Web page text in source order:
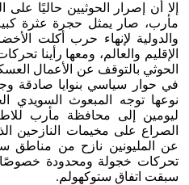
إلا أن إصرار الحوثيين حاليًا
مأرب، صار يمثل حجرة عثرة
والدولية لإنهاء حرب أكلت
الإقليم والعالم، ومعها رأينا
الحوثي بالتوقف عن الأعمال
في حوار سياسي بنوايا صادقة
نوعها توجه المبعوث السويدي
ليومين إلى محافظة مأرب
الصراع على مخيمات النازحين
عن المليونين نازح من مناطق
تحركات خجولة ومحدودة خصوصًا
سبقت اتفاق ستوكهولم.